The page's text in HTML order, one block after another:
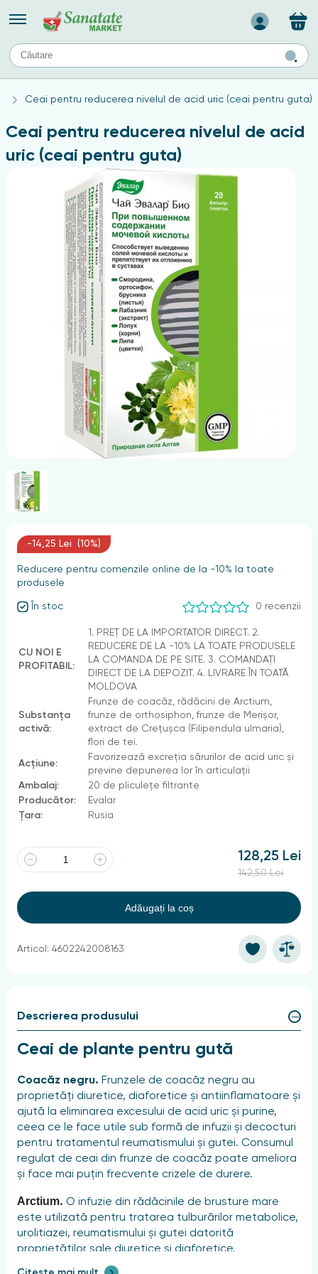
Назад
TIPURI DE TEN
Produse pentru ten mixt
Ten problematic
Produse pentru ten gras
Produse pentru ten sensibil
Ceai pentru reducerea nivelul de acid uric (ceai pentru guta)
Ceai pentru reducerea nivelul de acid
uric (ceai pentru guta)
-14,25 Lei (10%)
Reducere pentru comenzile online de la -10% la toate
produsele
În stoc 0 recenzii
CU NOI E
PROFITABIL:
1. PREȚ DE LA IMPORTATOR DIRECT. 2.
REDUCERE DE LA -10% LA TOATE PRODUSELE
LA COMANDA DE PE SITE. 3. COMANDAȚI
DIRECT DE LA DEPOZIT. 4. LIVRARE ÎN TOATĂ
MOLDOVA
Substanța
activă:
Frunze de coacăz, rădăcini de Arctium,
frunze de orthosiphon, frunze de Merișor,
extract de Crețușca (Filipendula ulmaria),
flori de tei.
Acțiune:
Favorizează excreția sărurilor de acid uric și
previne depunerea lor în articulații
Ambalaj:
20 de pliculețe filtrante
Producător:
Evalar
Țara:
Rusia
128,25 Lei
142,50 Lei
Adăugați la coș
Articol: 4602242008163
Descrierea produsului
Ceai de plante pentru gută
Coacăz negru. Frunzele de coacăz negru au
proprietăți diuretice, diaforetice și antiinflamatoare și
ajută la eliminarea excesului de acid uric și purine,
ceea ce le face utile sub formă de infuzii și decocturi
pentru tratamentul reumatismului și gutei. Consumul
regulat de ceai din frunze de coacăz poate ameliora
și face mai puțin frecvente crizele de durere.
Arctium. O infuzie din rădăcinile de brusture mare
este utilizată pentru tratarea tulburărilor metabolice,
urolitiazei, reumatismului și gutei datorită
proprietăților sale diuretice și diaforetice.